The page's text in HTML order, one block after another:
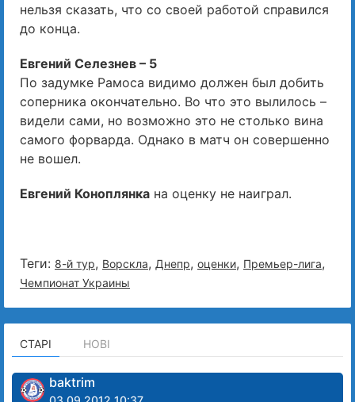
нельзя сказать, что со своей работой справился
до конца.
Евгений Селезнев – 5
По задумке Рамоса видимо должен был добить
соперника окончательно. Во что это вылилось –
видели сами, но возможно это не столько вина
самого форварда. Однако в матч он совершенно
не вошел.
Евгений Коноплянка на оценку не наиграл.
Теги: 8-й тур, Ворскла, Днепр, оценки, Премьер-лига,
Чемпионат Украины
СТАРІ НОВІ
baktrim